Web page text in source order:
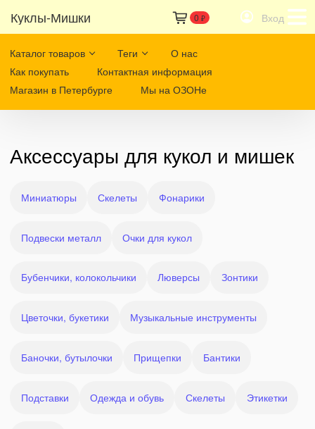
Куклы-Мишки 0 ₽ Вход
Каталог товаров Теги
О нас
Как покупать
Контактная информация
Магазин в Петербурге
Мы на ОЗОНе
Аксессуары для кукол и мишек
Миниатюры Скелеты Фонарики
Подвески металл Очки для кукол
Бубенчики, колокольчики Люверсы Зонтики
Цветочки, букетики Музыкальные инструменты
Баночки, бутылочки Прищепки Бантики
Подставки Одежда и обувь Скелеты Этикетки